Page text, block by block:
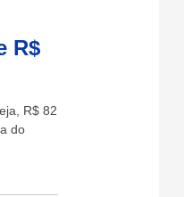
R$
R$ 82
do